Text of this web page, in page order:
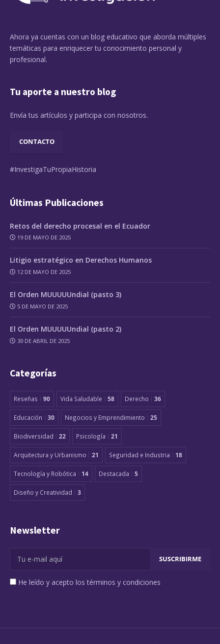
Ahora ya cuentas con un blog educativo que aborda múltiples
temáticas para enriquecer tu conocimiento personal y
profesional.
Tu aporte a nuestro blog
Envía tus artículos y participa con nosotros.
CONTACTO
#InvestigaTuPropiaHistoria
Últimas Publicaciones
Retos del derecho procesal en el Ecuador
19 DE MAYO DE 2025
Litigio estratégico en Derechos Humanos
12 DE MAYO DE 2025
El Orden MUUUUUndial (pasto 3)
5 DE MAYO DE 2025
El Orden MUUUUUndial (pasto 2)
30 DE ABRIL DE 2025
Categorías
Reseñas 90 Vida Saludable 58 Derecho 36
Educación 30 Negocios y Emprendimiento 25
Biodiversidad 22 Psicología 21
Arquitectura y Urbanismo 21 Seguridad e Industria 18
Tecnología y Robótica 14 Destacada 5
Diseño y Creatividad 3
Newsletter
He leído y acepto los términos y condiciones